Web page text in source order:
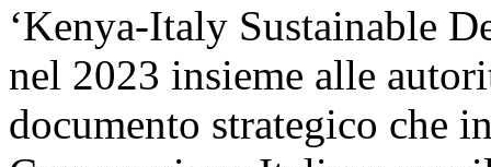
‘Kenya-Italy Sustainable
nel 2023 insieme alle
documento strategico che